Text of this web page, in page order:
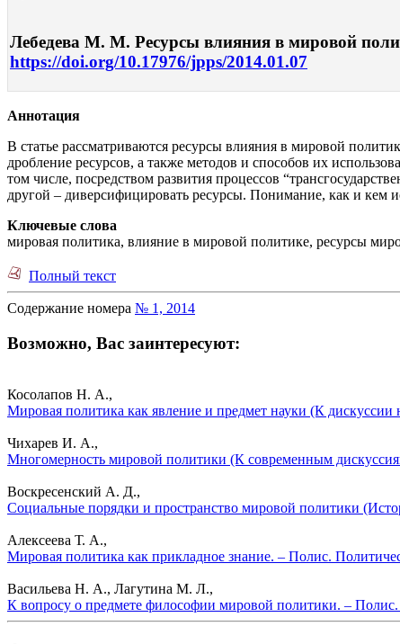
Лебедева М. М. Ресурсы влияния в мировой
https://doi.org/10.17976/jpps/2014.01.07
Аннотация
В статье рассматриваются ресурсы влияния в мировой
дробление ресурсов, а также методов и способов их
том числе, посредством развития процессов
другой – диверсифицировать ресурсы. Понимание, как и кем
Ключевые слова
мировая политика, влияние в мировой политике, ресурсы
Полный текст
Содержание номера № 1, 2014
Возможно, Вас заинтересуют:
Косолапов Н. А.,
Мировая политика как явление и предмет науки (К
Чихарев И. А.,
Многомерность мировой политики (К современным
Воскресенский А. Д.,
Социальные порядки и пространство мировой политики
Алексеева Т. А.,
Мировая политика как прикладное знание. – Полис.
Васильева Н. А., Лагутина М. Л.,
К вопросу о предмете философии мировой политики. –